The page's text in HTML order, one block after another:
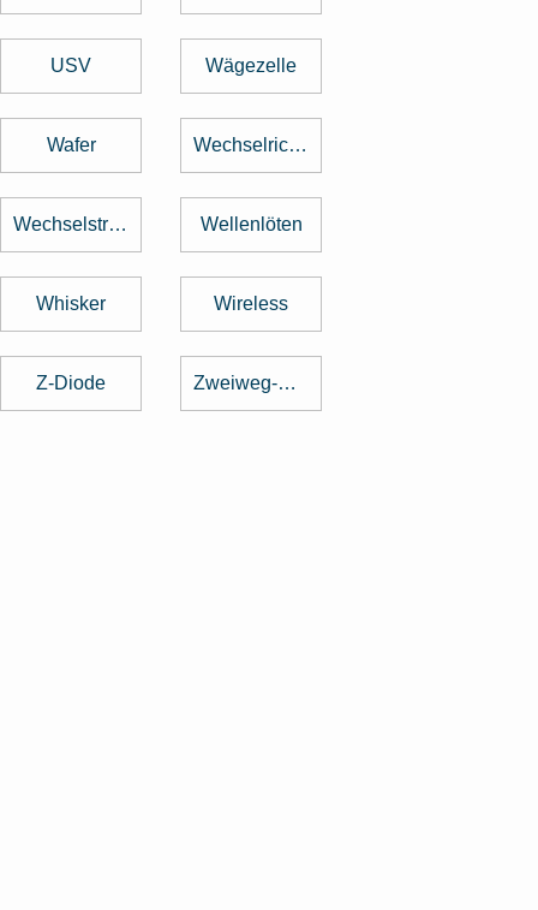
USV Wägezelle
Wafer Wechselrichter
Wechselstrom Wellenlöten
Whisker Wireless
Z-Diode Zweiweg-Gleichrichter